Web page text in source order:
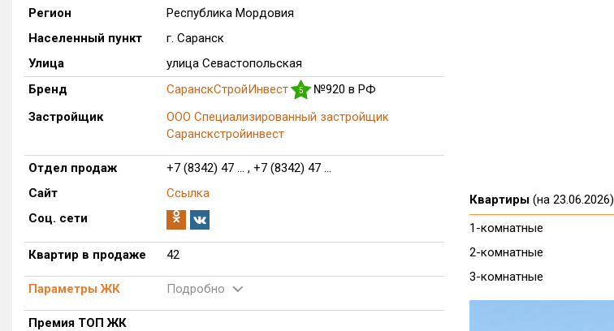
Регион
Республика Мордовия
Населенный пункт
г. Саранск
Улица
улица Севастопольская
Бренд
СаранскСтройИнвест 5
№920 в РФ
Застройщик
ООО Специализированный застройщик
Саранскстройинвест
Отдел продаж
+7 (8342) 47 ... , +7 (8342) 47 ...
Сайт
Ссылка
Соц. сети
Квартир в продаже 42
Параметры ЖК Подробно
Премия ТОП ЖК
Квартиры (на 23.06.2026)
1-комнатные
2-комнатные
3-комнатные